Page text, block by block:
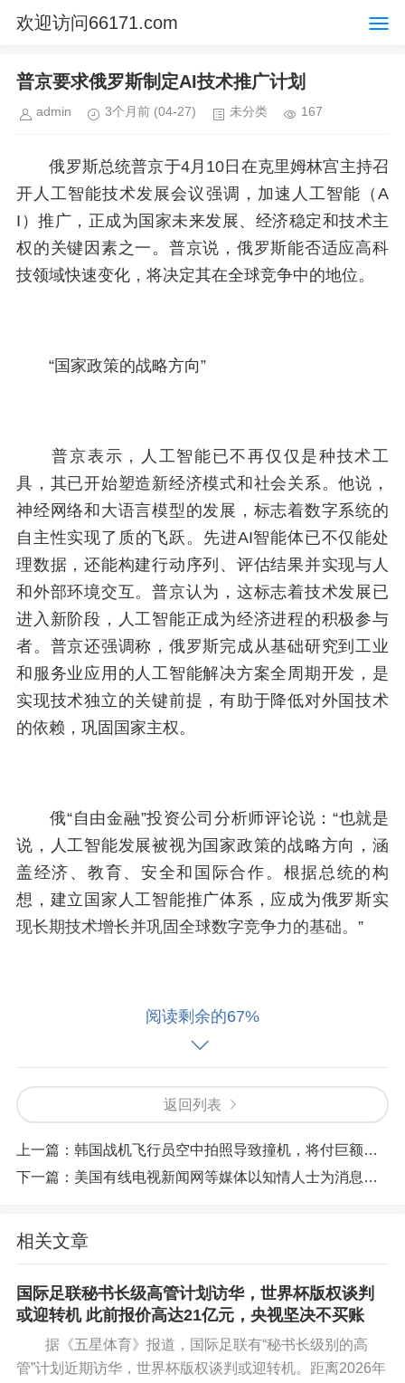
欢迎访问66171.com
普京要求俄罗斯制定AI技术推广计划
admin 3个月前 (04-27) 未分类 167
俄罗斯总统普京于4月10日在克里姆林宫主持召
开人工智能技术发展会议强调，加速人工智能（A
I）推广，正成为国家未来发展、经济稳定和技术主
权的关键因素之一。普京说，俄罗斯能否适应高科
技领域快速变化，将决定其在全球竞争中的地位。
“国家政策的战略方向”
普京表示，人工智能已不再仅仅是种技术工
具，其已开始塑造新经济模式和社会关系。他说，
神经网络和大语言模型的发展，标志着数字系统的
自主性实现了质的飞跃。先进AI智能体已不仅能处
理数据，还能构建行动序列、评估结果并实现与人
和外部环境交互。普京认为，这标志着技术发展已
进入新阶段，人工智能正成为经济进程的积极参与
者。普京还强调称，俄罗斯完成从基础研究到工业
和服务业应用的人工智能解决方案全周期开发，是
实现技术独立的关键前提，有助于降低对外国技术
的依赖，巩固国家主权。
俄“自由金融”投资公司分析师评论说：“也就是
说，人工智能发展被视为国家政策的战略方向，涵
盖经济、教育、安全和国际合作。根据总统的构
想，建立国家人工智能推广体系，应成为俄罗斯实
现长期技术增长并巩固全球数字竞争力的基础。”
专门委员会将做哪些工作
为此，普京要求制定国家人工智能技术推广计
划。该计划应成为行业系统性发展的基本指导方
用方向。普京说，要特别重视该计划的金融架构搭
建。计划实施过程中，将由国家、企业和国有公司
共同参与，并借鉴全球人工智能领先国家经验。普
京还强调说，必须对AI领域实施更灵活监管，避免
阻碍创新。他同时提出实施AI技术推广的公开报告
制度。各部委负责人应每年提交具体工作成果，包
阅读剩余的67%
返回列表
上一篇： 韩国战机飞行员空中拍照导致撞机，将付巨额赔偿金
下一篇： 美国有线电视新闻网等媒体以知情人士为消息源报道
相关文章
国际足联秘书长级高管计划访华，世界杯版权谈判
或迎转机 此前报价高达21亿元，央视坚决不买账
据《五星体育》报道，国际足联有“秘书长级别的高
管”计划近期访华，世界杯版权谈判或迎转机。距离2026年